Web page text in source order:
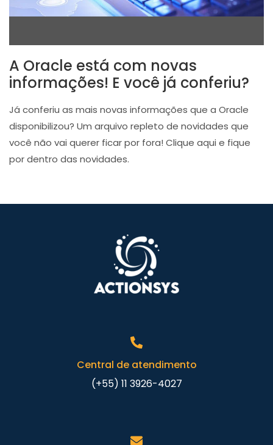
A Oracle está com novas
informações! E você já conferiu?
Já conferiu as mais novas informações que a Oracle
disponibilizou? Um arquivo repleto de novidades que
você não vai querer ficar por fora! Clique aqui e fique
por dentro das novidades.
Central de atendimento
(+55) 11 3926-4027